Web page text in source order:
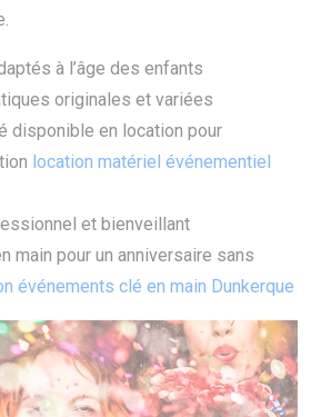
à l’âge des enfants
originales et variées
disponible en location pour
location matériel événementiel
et bienveillant
main pour un anniversaire sans
événements clé en main Dunkerque